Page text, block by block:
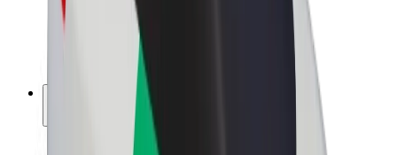
Esercenti Bolt Food
Lavora con noi